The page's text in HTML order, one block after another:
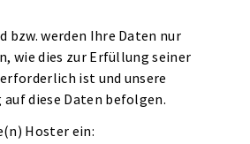
bzw. werden Ihre Daten nur
wie dies zur Erfüllung seiner
ist und unsere
auf diese Daten befolgen.
Hoster ein: